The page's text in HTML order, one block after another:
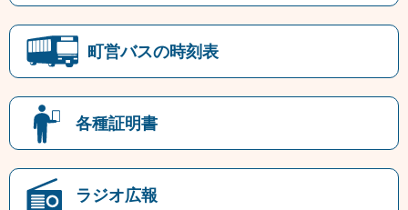
町営バスの時刻表
各種証明書
ラジオ広報